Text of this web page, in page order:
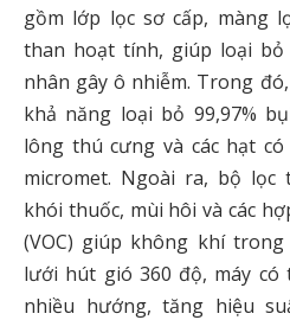
gồm lớp lọc sơ cấp, màng
than hoạt tính, giúp loại
nhân gây ô nhiễm. Trong
khả năng loại bỏ 99,97%
lông thú cưng và các hạt
micromet. Ngoài ra, bộ
khói thuốc, mùi hôi và các
(VOC) giúp không khí
lưới hút gió 360 độ, máy
nhiều hướng, tăng hiệu